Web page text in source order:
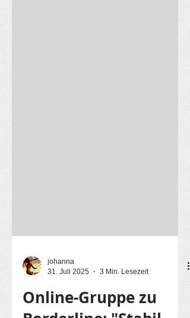
johanna
31. Juli 2025
3 Min. Lesezeit